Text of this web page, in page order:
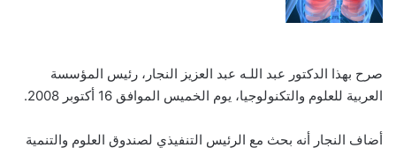
صرح بهذا الدكتور عبد اللـه عبد العزيز النجار، رئيس المؤسسة
العربية للعلوم والتكنولوجيا، يوم الخميس الموافق 16 أكتوبر 2008.
أضاف النجار أنه بحث مع الرئيس التنفيذي لصندوق العلوم والتنمية